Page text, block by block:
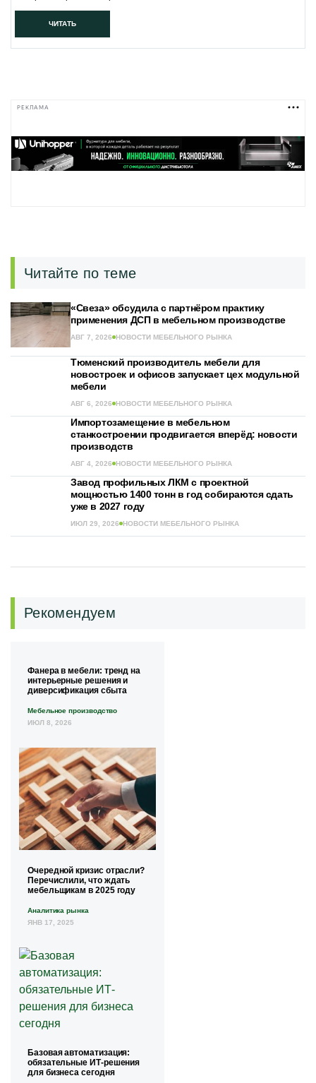
ЧИТАТЬ
РЕКЛАМА
Читайте по теме
«Свеза» обсудила с партнёром практику
применения ДСП в мебельном производстве
АВГ 7, 2026 НОВОСТИ МЕБЕЛЬНОГО РЫНКА
Тюменский производитель мебели для
новостроек и офисов запускает цех модульной
мебели
АВГ 6, 2026 НОВОСТИ МЕБЕЛЬНОГО РЫНКА
Импортозамещение в мебельном
станкостроении продвигается вперёд: новости
производств
АВГ 4, 2026 НОВОСТИ МЕБЕЛЬНОГО РЫНКА
Завод профильных ЛКМ с проектной
мощностью 1400 тонн в год собираются сдать
уже в 2027 году
ИЮЛ 29, 2026 НОВОСТИ МЕБЕЛЬНОГО РЫНКА
Рекомендуем
Фанера в мебели: тренд на
интерьерные решения и
диверсификация сбыта
Мебельное производство
ИЮЛ 8, 2026
Очередной кризис отрасли?
Перечислили, что ждать
мебельщикам в 2025 году
Аналитика рынка
ЯНВ 17, 2025
Базовая автоматизация:
обязательные ИТ-решения
для бизнеса сегодня